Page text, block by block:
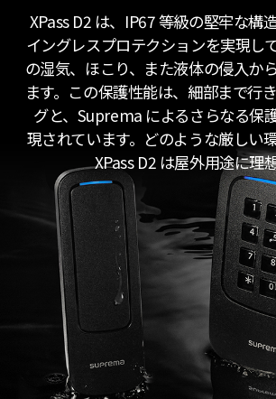
XPass D2 は、IP67 等級の堅牢な構
イングレスプロテクションを実現し
の湿気、ほこり、また液体の侵入か
ます。この保護性能は、細部まで行
グと、Suprema によるさらなる保
現されています。どのような厳しい
XPass D2 は屋外用途に理